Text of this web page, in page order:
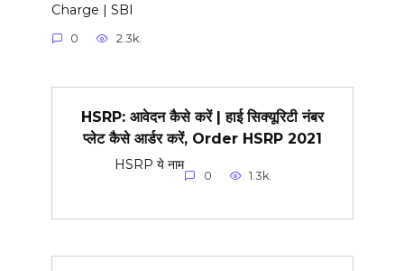
Charge | SBI
0 2.3k.
HSRP: आवेदन कैसे करें | हाई सिक्यूरिटी नंबर
प्लेट कैसे आर्डर करें, Order HSRP 2021
HSRP ये नाम
0 1.3k.